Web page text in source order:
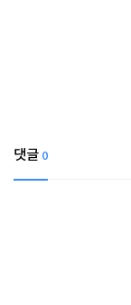
댓글 0